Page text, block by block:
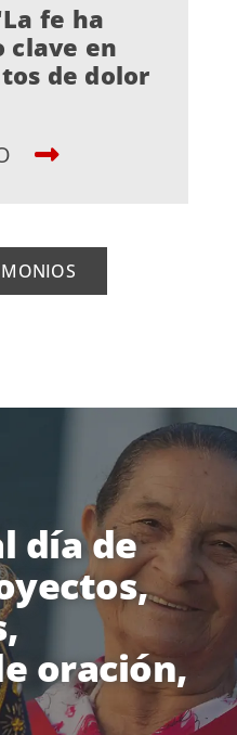
fe ha
clave en
de dolor
día de
oración,